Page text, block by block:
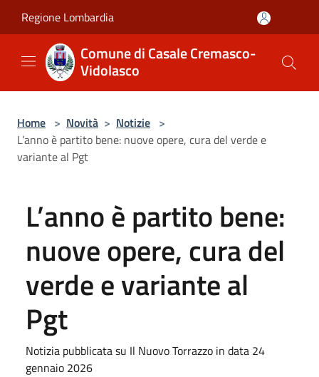
Regione Lombardia
Comune di Casale Cremasco-
Vidolasco
Home > Novità > Notizie >
L’anno è partito bene: nuove opere, cura del verde e
variante al Pgt
L’anno è partito bene:
nuove opere, cura del
verde e variante al
Pgt
Notizia pubblicata su Il Nuovo Torrazzo in data 24
gennaio 2026